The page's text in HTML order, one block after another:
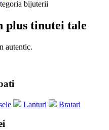
plus tinutei tale
autentic.
Lanturi Bratari